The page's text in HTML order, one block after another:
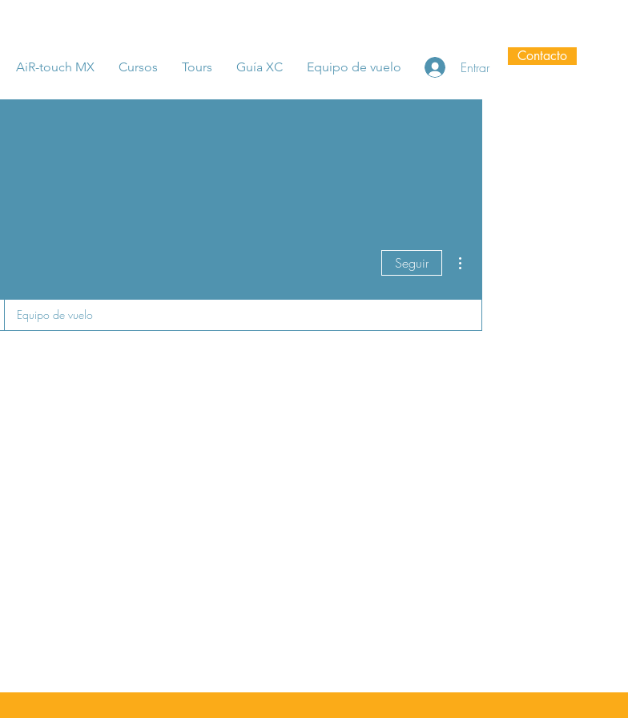
AiR-touch MX Cursos Tours Guía XC Equipo de vuelo Entrar
Contacto
Seguir
Equipo de vuelo